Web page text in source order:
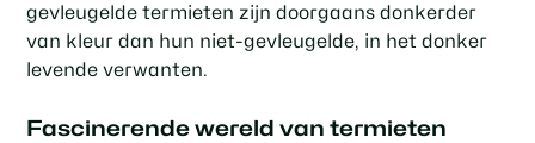
gevleugelde termieten zijn doorgaans donkerder
van kleur dan hun niet-gevleugelde, in het donker
levende verwanten.
Fascinerende wereld van termieten